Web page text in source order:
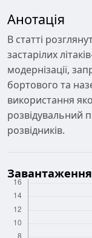
Анотація
В статті
застарілих
модернізації,
бортового та
використання
розвідувальний
розвідників.
Завантаження